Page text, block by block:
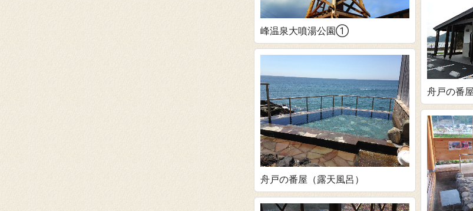
峰温泉大噴湯公園①
舟戸の番屋
舟戸の番屋（露天風呂）